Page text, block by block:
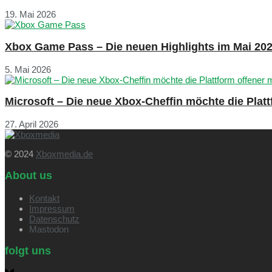
19. Mai 2026
Xbox Game Pass – Die neuen Highlights im Mai
5. Mai 2026
Microsoft – Die neue Xbox-Cheffin möchte die
27. April 2026
© 2024 Xboxmedia.de
About us
Kontakt
Impressum
Datenschutz
Mastodon
folgt uns